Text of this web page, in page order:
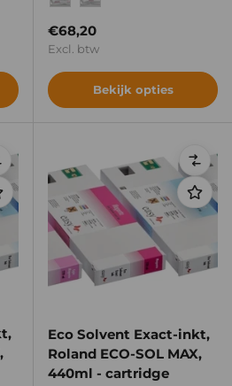
Light CyanLight Black
Reguliere prijs
€68,20
Excl. btw
Bekijk opties
Eco Solvent Exact-inkt,
Roland ECO-SOL MAX,
440ml - cartridge